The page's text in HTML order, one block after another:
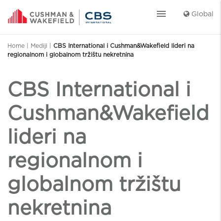
menu Global
Home Mediji
CBS International i Cushman&Wakefield lideri na
regionalnom i globalnom tržištu nekretnina
CBS International i
Cushman&Wakefield
lideri na
regionalnom i
globalnom tržištu
nekretnina